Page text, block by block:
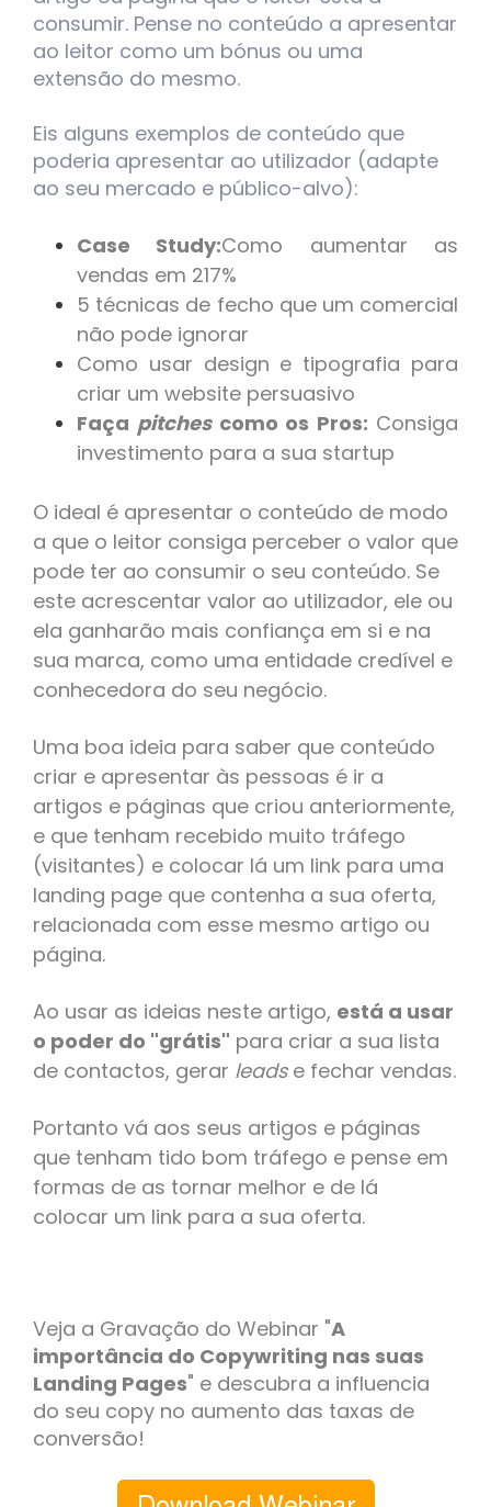
consumir. Pense no conteúdo a apresentar
ao leitor como um bónus ou uma
extensão do mesmo.
Eis alguns exemplos de conteúdo que
poderia apresentar ao utilizador (adapte
ao seu mercado e público-alvo):
Case Study:Como aumentar as
vendas em 217%
5 técnicas de fecho que um comercial
não pode ignorar
Como usar design e tipografia para
criar um website persuasivo
Faça pitchescomo os Pros: Consiga
investimento para a sua startup
O ideal é apresentar o conteúdo de modo
a que o leitor consiga perceber o valor que
pode ter ao consumir o seu conteúdo. Se
este acrescentar valor ao utilizador, ele ou
ela ganharão mais confiança em si e na
sua marca, como uma entidade credível e
conhecedora do seu negócio.
Uma boa ideia para saber que conteúdo
criar e apresentar às pessoas é ir a
artigos e páginas que criou anteriormente,
e que tenham recebido muito tráfego
(visitantes) e colocar lá um link para uma
landing page que contenha a sua oferta,
relacionada com esse mesmo artigo ou
página.
Ao usar as ideias neste artigo, está a usar
o poder do "grátis" para criar a sua lista
de contactos, gerar leadse fechar vendas.
Portanto vá aos seus artigos e páginas
que tenham tido bom tráfego e pense em
formas de as tornar melhor e de lá
colocar um link para a sua oferta.
Veja a Gravação do Webinar "A
importância do Copywriting nas suas
Landing Pages" e descubra a influencia
do seu copy no aumento das taxas de
conversão!